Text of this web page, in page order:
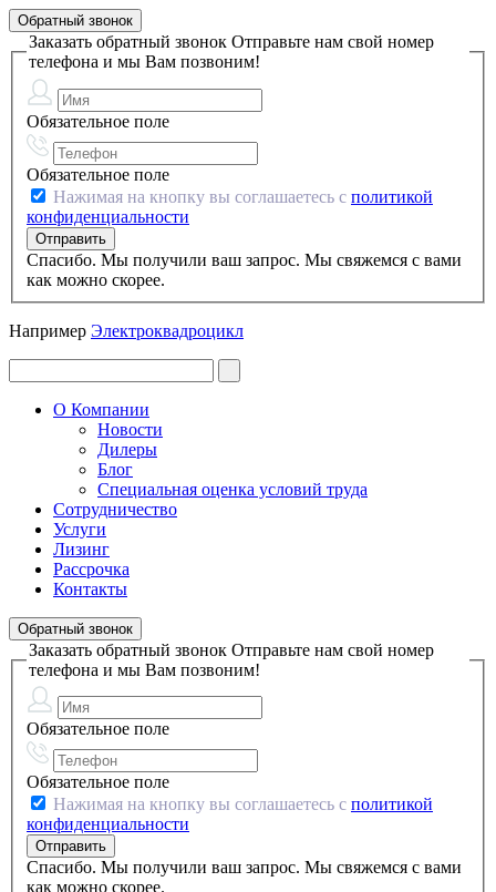
Обратный звонок
Заказать обратный звонок Отправьте нам свой номер
телефона и мы Вам позвоним!
Обязательное поле
Обязательное поле
Нажимая на кнопку вы соглашаетесь с политикой
конфиденциальности
Спасибо. Мы получили ваш запрос. Мы свяжемся с вами
как можно скорее.
Например Электроквадроцикл
О Компании
Новости
Дилеры
Блог
Специальная оценка условий труда
Сотрудничество
Услуги
Лизинг
Рассрочка
Контакты
Обратный звонок
Заказать обратный звонок Отправьте нам свой номер
телефона и мы Вам позвоним!
Обязательное поле
Обязательное поле
Нажимая на кнопку вы соглашаетесь с политикой
конфиденциальности
Спасибо. Мы получили ваш запрос. Мы свяжемся с вами
как можно скорее.